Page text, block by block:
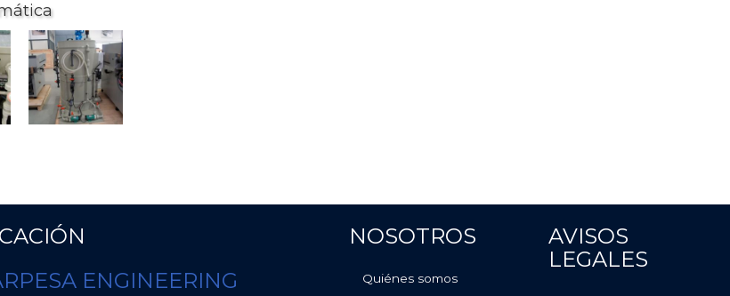
ENGINEERING
NOSOTROS
Quiénes somos
AVISOS
LEGALES